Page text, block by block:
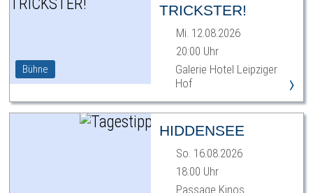
Bühne
TRICKSTER!
Mi. 12.08.2026
20:00 Uhr
Galerie Hotel Leipziger
Hof
›
HIDDENSEE
So. 16.08.2026
18:00 Uhr
Passage Kinos